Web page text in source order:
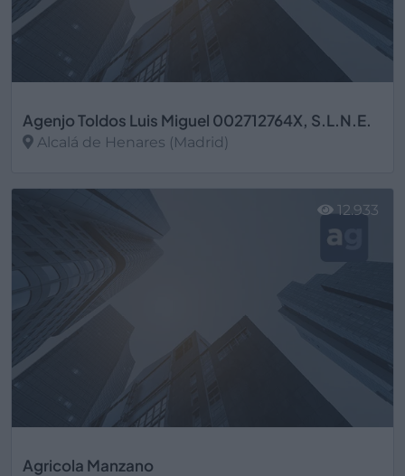
Agenjo Toldos Luis Miguel 002712764X, S.L.N.E.
Alcalá de Henares (Madrid)
Agricola Manzano
12.933